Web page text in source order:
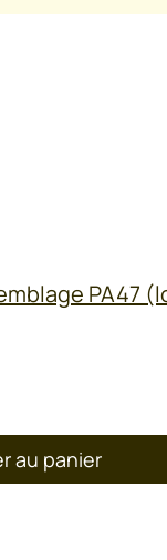
PA47
au panier